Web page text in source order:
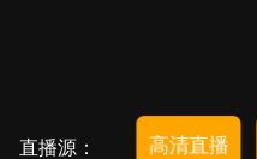
直播源： 高清直播